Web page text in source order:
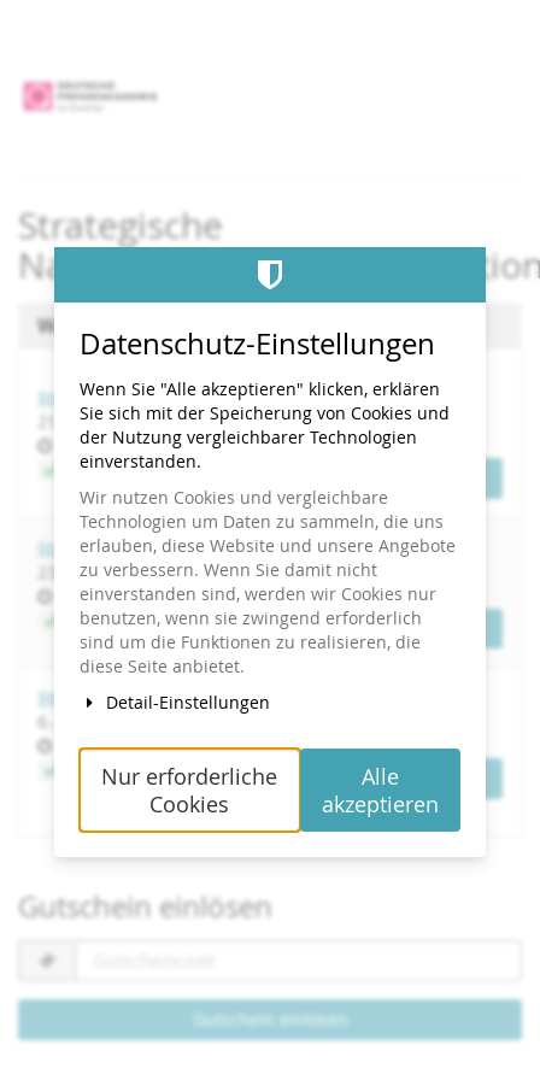
springen
Strategische
Wählen Sie einen Termin aus
Strategische Nachhaltigkeitskommunikation
bis
22. September 2026
Uhrzeit
10:00
Jetzt buchen
Strategische Nachhaltigkeitskommunikation
bis
24. November 2026
Uhrzeit
10:00
Jetzt buchen Tickets
Strategische Nachhaltigkeitskommunikation
6.
Uhrzeit
10:00
Jetzt buchen Tickets
Gutschein einlösen
Gutscheincode
erforderlich
Gutschein einlösen
Datenschutz-Einstellungen
Wenn Sie "Alle akzeptieren" klicken, erklären
Sie sich mit der Speicherung von Cookies und
der Nutzung vergleichbarer Technologien
einverstanden.
Wir nutzen Cookies und vergleichbare
Technologien um Daten zu sammeln, die uns
erlauben, diese Website und unsere Angebote
zu verbessern. Wenn Sie damit nicht
einverstanden sind, werden wir Cookies nur
benutzen, wenn sie zwingend erforderlich
sind um die Funktionen zu realisieren, die
diese Seite anbietet.
Detail-Einstellungen
Nur erforderliche
Cookies
Alle
akzeptieren